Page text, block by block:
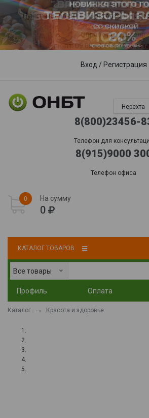
Пункты выдачи Доставка
Обработка заказов:
пн-пт: 09:00 - 17:00,сб-вс:
Вход / Регистрация
Нерехта
8(800)23456-
Телефон для
8(915)9000
Телефон офиса
0 На сумму
0
КАТАЛОГ ТОВАРОВ
Все товары
Профиль Оплата
Каталог Красота и здоровье